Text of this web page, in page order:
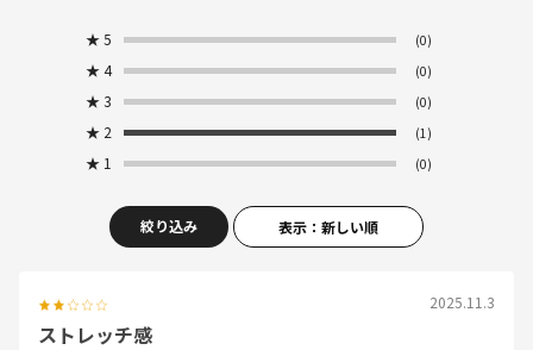
★ 5 (0)
★ 4 (0)
★ 3 (0)
★ 2 (1)
★ 1 (0)
絞り込み 表示：新しい順
2025.11.3
ストレッチ感